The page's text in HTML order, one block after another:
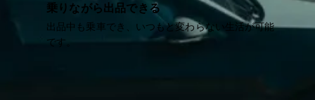
乗りながら出品できる
出品中も乗車でき、いつもと変わらない生活が可能
です。